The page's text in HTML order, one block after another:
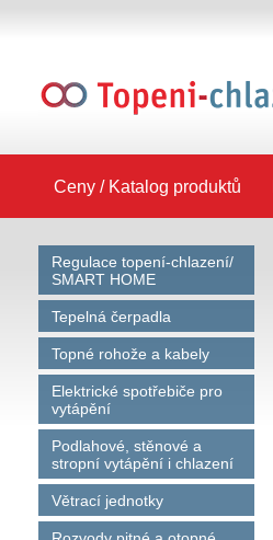
Ceny / Katalog produktů
Regulace topení-chlazení/
SMART HOME
Tepelná čerpadla
Topné rohože a kabely
Elektrické spotřebiče pro
vytápění
Podlahové, stěnové a
stropní vytápění i chlazení
Větrací jednotky